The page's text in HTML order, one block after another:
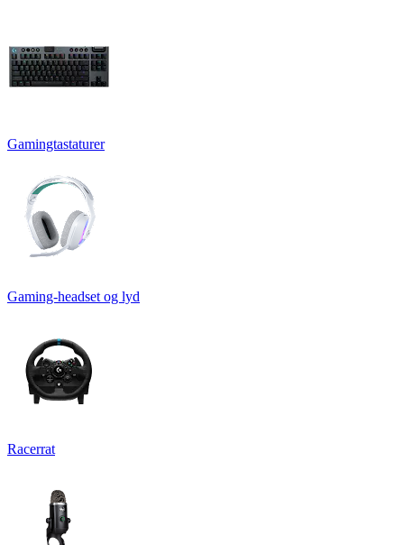
Gamingtastaturer
Gaming-headset og lyd
Racerrat